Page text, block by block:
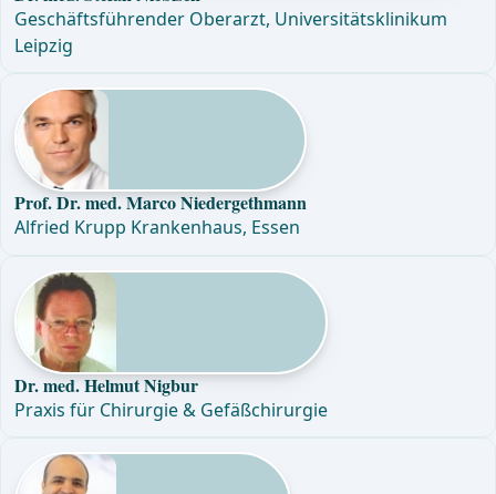
Geschäftsführender Oberarzt, Universitätsklinikum
Leipzig
Prof. Dr. med. Marco Niedergethmann
Alfried Krupp Krankenhaus, Essen
Dr. med. Helmut Nigbur
Praxis für Chirurgie & Gefäßchirurgie